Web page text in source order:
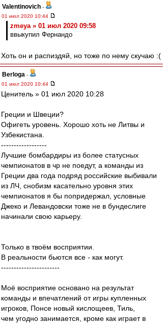
Valentinovich -
01 июл 2020 10:44
zmeya » 01 июл 2020 09:58
ввыкупил Фернандо
Хоть он и распиздяй, но тоже по нему скучаю :(
Berloga -
01 июл 2020 10:44
Ценитель » 01 июл 2020 10:28
Греции и Швеции?
Офигеть уровень. Хорошо хоть не Литвы и
Узбекистана.
------------------
Лучшие бомбардиры из более статусных
чемпионатов в чр не поедут, а команды из
Греции два года подряд российские выбивали
из ЛЧ, снобизм касательно уровня этих
чемпионатов я бы попридержал, условные
Джеко и Левандовски тоже не в бундеслиге
начинали свою карьеру.
Только в твоём восприятии.
В реальности бьются все - как могут.
-----------------------
Моё восприятие основано на результат
команды и впечатлений от игры купленных
игроков, Понсе новый кислощеев, Тиль,
чем угодно занимается, кроме как играет в